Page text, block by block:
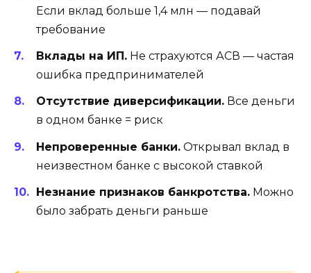
Если вклад больше 1,4 млн — подавай
требование
Вклады на ИП. Не страхуются АСВ — частая
ошибка предпринимателей
Отсутствие диверсификации. Все деньги
в одном банке = риск
Непроверенные банки. Открывал вклад в
неизвестном банке с высокой ставкой
Незнание признаков банкротства. Можно
было забрать деньги раньше